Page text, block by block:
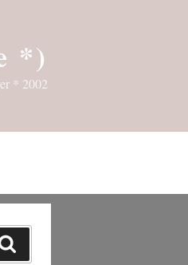
*)
* 2002